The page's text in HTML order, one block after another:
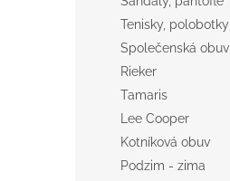
Tenisky, polobotky
Společenská obuv
Rieker
Tamaris
Lee Cooper
Kotníková obuv
Podzim - zima